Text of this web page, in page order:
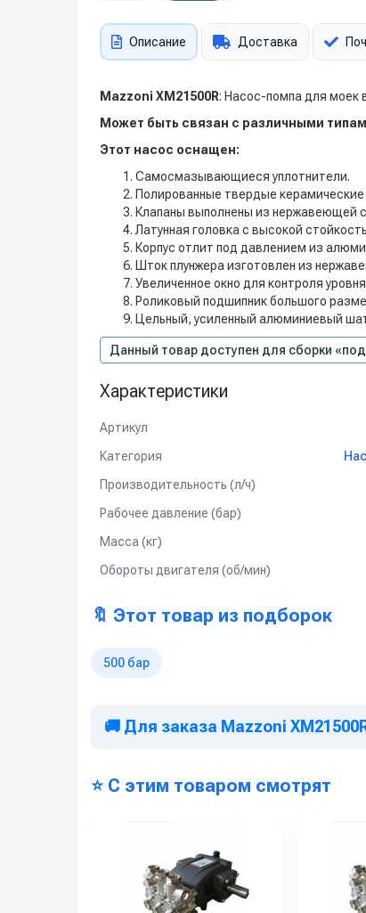
Описание Доставка
Mazzoni XM21500R: Насос-помпа для моек
Может быть связан с различными
Этот насос оснащен:
Самосмазывающиеся уплотнители.
Полированные твердые керамические
Клапаны выполнены из нержавеющей
Латунная головка с высокой
Корпус отлит под давлением из
Шток плунжера изготовлен из
Увеличенное окно для контроля
Роликовый подшипник большого
Цельный, усиленный алюминиевый
Данный товар доступен для сборки
Характеристики
Артикул
Категория
Производительность (л/ч)
Рабочее давление (бар)
Масса (кг)
Обороты двигателя (об/мин)
🔖 Этот товар из подборок
500 бар
🚚 Для заказа Mazzoni
⭐ С этим товаром смотрят